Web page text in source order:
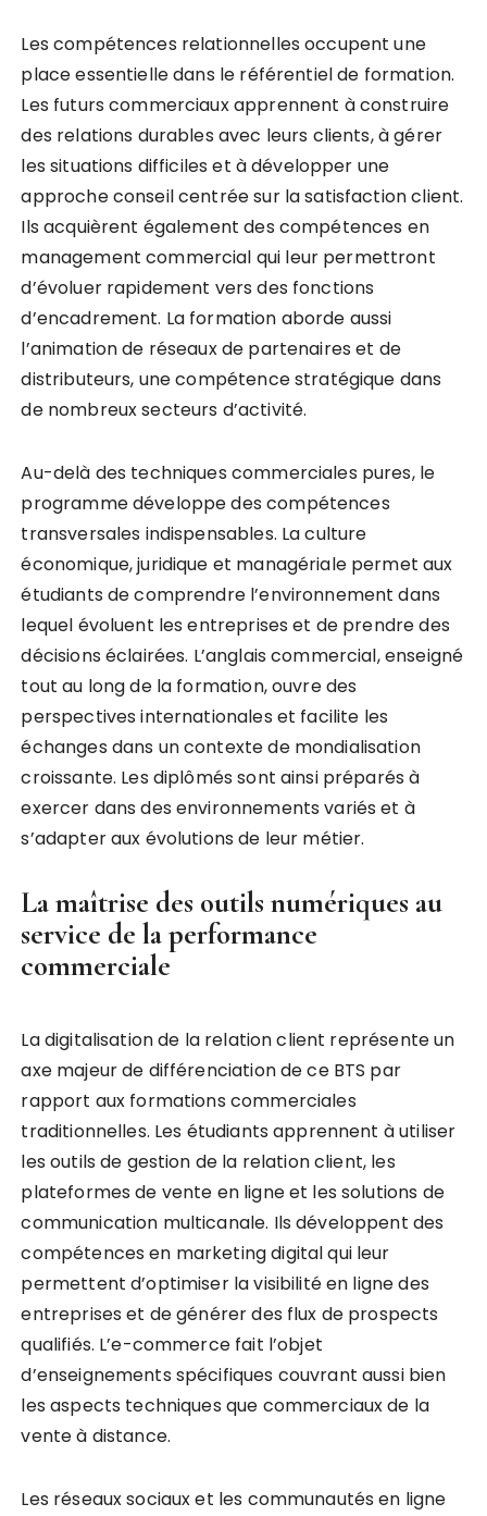
Les compétences relationnelles occupent une
place essentielle dans le référentiel de formation.
Les futurs commerciaux apprennent à construire
des relations durables avec leurs clients, à gérer
les situations difficiles et à développer une
approche conseil centrée sur la satisfaction client.
Ils acquièrent également des compétences en
management commercial qui leur permettront
d’évoluer rapidement vers des fonctions
d’encadrement. La formation aborde aussi
l’animation de réseaux de partenaires et de
distributeurs, une compétence stratégique dans
de nombreux secteurs d’activité.
Au-delà des techniques commerciales pures, le
programme développe des compétences
transversales indispensables. La culture
économique, juridique et managériale permet aux
étudiants de comprendre l’environnement dans
lequel évoluent les entreprises et de prendre des
décisions éclairées. L’anglais commercial, enseigné
tout au long de la formation, ouvre des
perspectives internationales et facilite les
échanges dans un contexte de mondialisation
croissante. Les diplômés sont ainsi préparés à
exercer dans des environnements variés et à
s’adapter aux évolutions de leur métier.
La maîtrise des outils numériques au
service de la performance
commerciale
La digitalisation de la relation client représente un
axe majeur de différenciation de ce BTS par
rapport aux formations commerciales
traditionnelles. Les étudiants apprennent à utiliser
les outils de gestion de la relation client, les
plateformes de vente en ligne et les solutions de
communication multicanale. Ils développent des
compétences en marketing digital qui leur
permettent d’optimiser la visibilité en ligne des
entreprises et de générer des flux de prospects
qualifiés. L’e-commerce fait l’objet
d’enseignements spécifiques couvrant aussi bien
les aspects techniques que commerciaux de la
vente à distance.
Les réseaux sociaux et les communautés en ligne